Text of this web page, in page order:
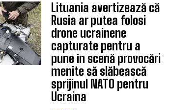
Lituania avertizează că
Rusia ar putea folosi
drone ucrainene
capturate pentru a
pune în scenă provocări
menite să slăbească
sprijinul NATO pentru
Ucraina